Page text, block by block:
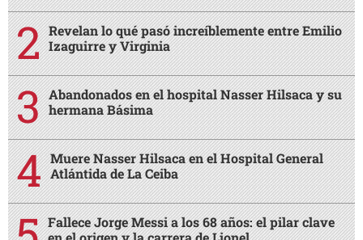
Revelan lo qué pasó increíblemente entre Emilio
Izaguirre y Virginia
Abandonados en el hospital Nasser Hilsaca y su
hermana Básima
Muere Nasser Hilsaca en el Hospital General
Atlántida de La Ceiba
Fallece Jorge Messi a los 68 años: el pilar clave